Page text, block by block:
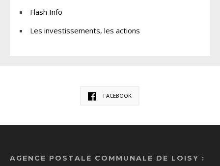
Flash Info
Les investissements, les actions
FACEBOOK
AGENCE POSTALE COMMUNALE DE LOISY :